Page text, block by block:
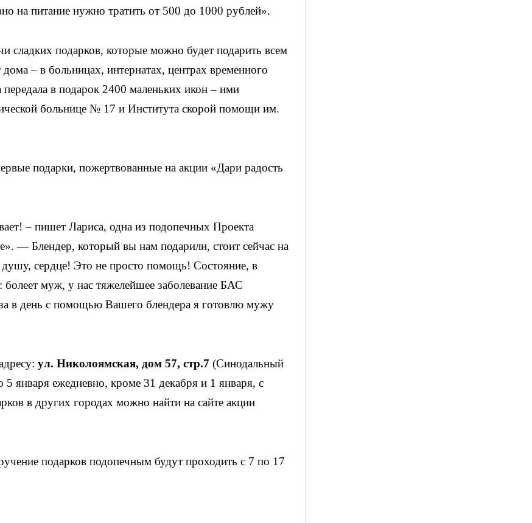
на питание нужно тратить от 500 до 1000 рублей».
сладких подарков, которые можно будет подарить всем
– в больницах, интернатах, центрах временного
в подарок 2400 маленьких икон – ими
больнице № 17 и Института скорой помощи им.
подарки, пожертвованные на акции «Дари радость
– пишет Лариса, одна из подопечных Проекта
Блендер, который вы нам подарили, стоит сейчас на
сердце! Это не просто помощь! Состояние, в
муж, у нас тяжелейшее заболевание БАС
в день с помощью Вашего блендера я готовлю мужу
ул. Николоямская, дом 57, стр.7 (Синодальный
5 января ежедневно, кроме 31 декабря и 1 января, с
в других городах можно найти на сайте акции
подарков подопечным будут проходить с 7 по 17